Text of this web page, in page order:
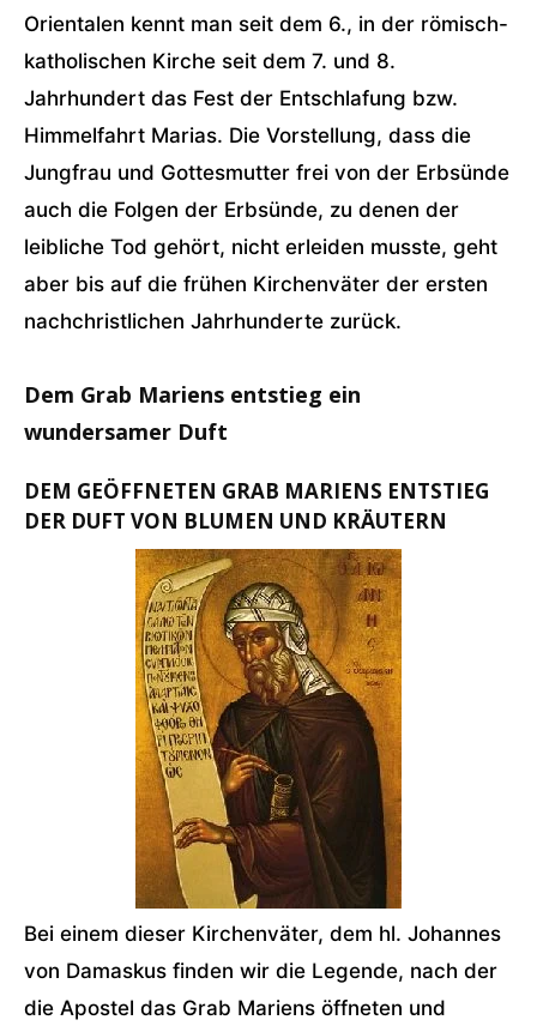
Orientalen kennt man seit dem 6., in der römisch-
katholischen Kirche seit dem 7. und 8.
Jahrhundert das Fest der Entschlafung bzw.
Himmelfahrt Marias. Die Vorstellung, dass die
Jungfrau und Gottesmutter frei von der Erbsünde
auch die Folgen der Erbsünde, zu denen der
leibliche Tod gehört, nicht erleiden musste, geht
aber bis auf die frühen Kirchenväter der ersten
nachchristlichen Jahrhunderte zurück.
Dem Grab Mariens entstieg ein
wundersamer Duft
DEM GEÖFFNETEN GRAB MARIENS ENTSTIEG
DER DUFT VON BLUMEN UND KRÄUTERN
Bei einem dieser Kirchenväter, dem hl. Johannes
von Damaskus finden wir die Legende, nach der
die Apostel das Grab Mariens öffneten und